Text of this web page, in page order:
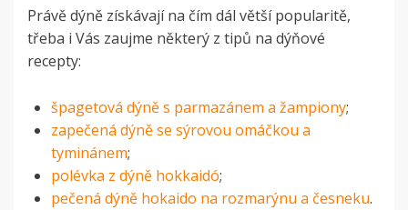
Právě dýně získávají na čím dál větší popularitě,
třeba i Vás zaujme některý z tipů na dýňové
recepty:
špagetová dýně s parmazánem a žampiony;
zapečená dýně se sýrovou omáčkou a
tyminánem;
polévka z dýně hokkaidó;
pečená dýně hokaido na rozmarýnu a česneku.